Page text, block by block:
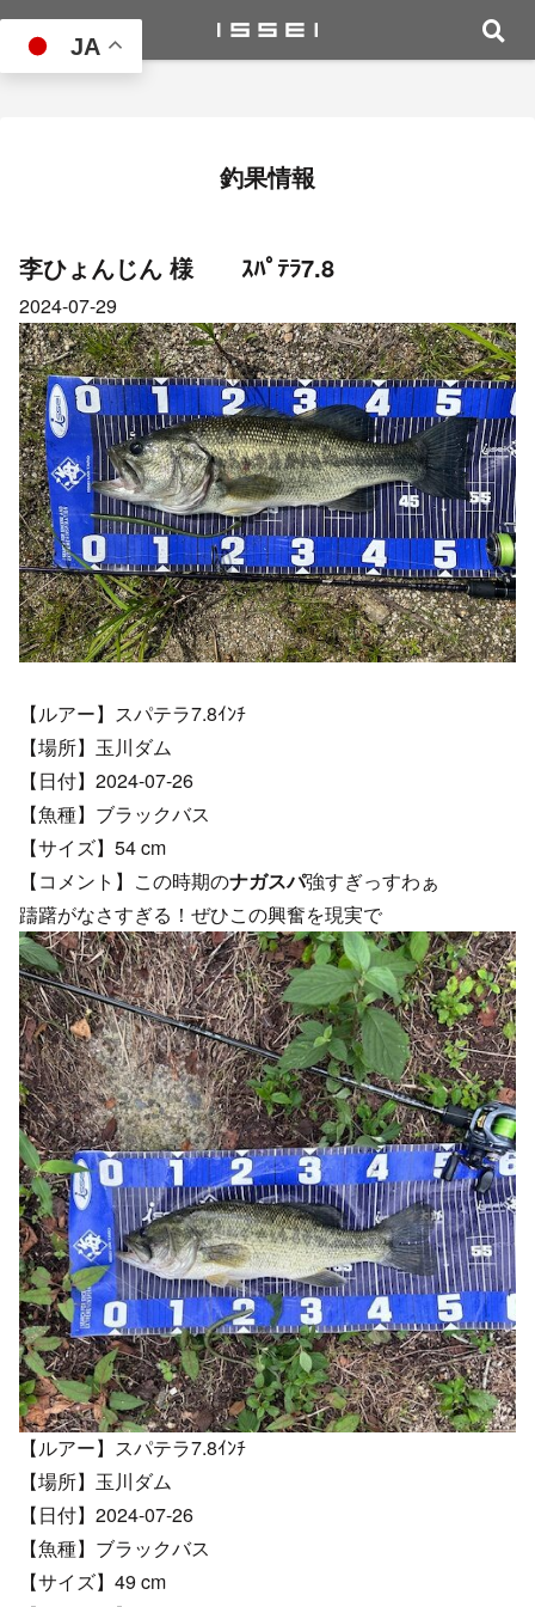
JA
釣果情報
李ひょんじん 様 ｽﾊﾟﾃﾗ7.8
2024-07-29
【ルアー】スパテラ7.8ｲﾝﾁ
【場所】玉川ダム
【日付】2024-07-26
【魚種】ブラックバス
【サイズ】54 cm
【コメント】この時期のナガスパ強すぎっすわぁ
躊躇がなさすぎる！ぜひこの興奮を現実で
【ルアー】スパテラ7.8ｲﾝﾁ
【場所】玉川ダム
【日付】2024-07-26
【魚種】ブラックバス
【サイズ】49 cm